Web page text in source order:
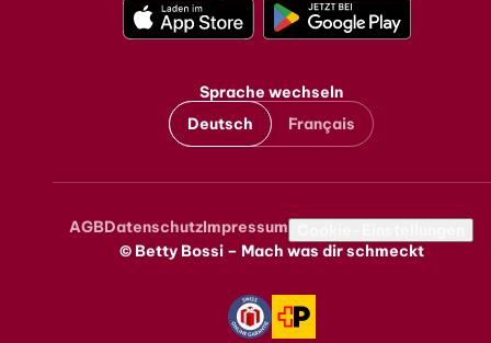
Sprache wechseln
Deutsch
Français
Metanavigation
AGBDatenschutzImpressum
© Betty Bossi – Mach was dir schmeckt